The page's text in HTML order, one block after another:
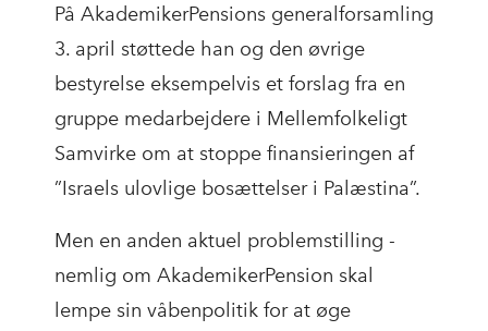
På AkademikerPensions generalforsamling
3. april støttede han og den øvrige
bestyrelse eksempelvis et forslag fra en
gruppe medarbejdere i Mellemfolkeligt
Samvirke om at stoppe finansieringen af
”Israels ulovlige bosættelser i Palæstina”.
Men en anden aktuel problemstilling -
nemlig om AkademikerPension skal
lempe sin våbenpolitik for at øge